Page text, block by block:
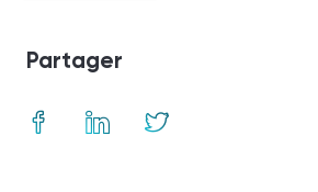
Partager